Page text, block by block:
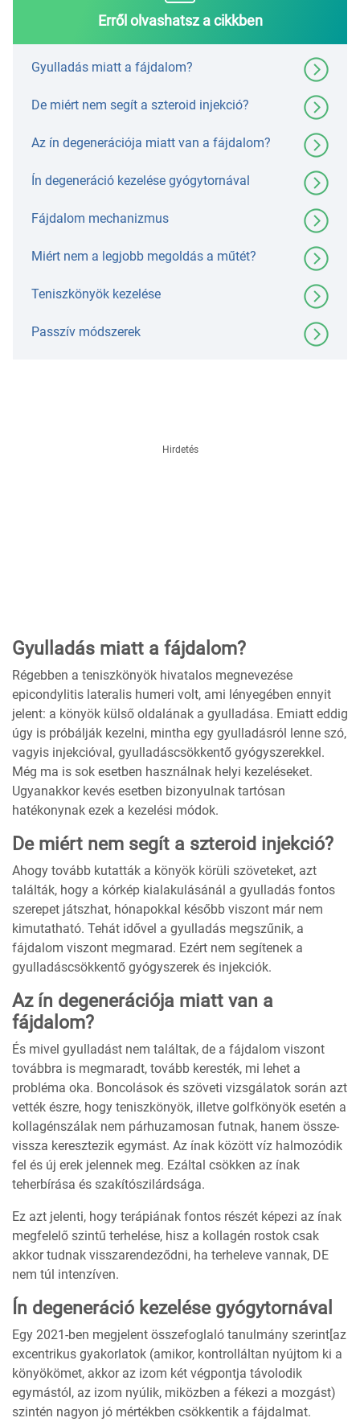
Erről olvashatsz a cikkben
Gyulladás miatt a fájdalom?
De miért nem segít a szteroid injekció?
Az ín degenerációja miatt van a fájdalom?
Ín degeneráció kezelése gyógytornával
Fájdalom mechanizmus
Miért nem a legjobb megoldás a műtét?
Teniszkönyök kezelése
Passzív módszerek
Hirdetés
Gyulladás miatt a fájdalom?
Régebben a teniszkönyök hivatalos megnevezése
epicondylitis lateralis humeri volt, ami lényegében ennyit
jelent: a könyök külső oldalának a gyulladása. Emiatt eddig
úgy is próbálják kezelni, mintha egy gyulladásról lenne szó,
vagyis injekcióval, gyulladáscsökkentő gyógyszerekkel.
Még ma is sok esetben használnak helyi kezeléseket.
Ugyanakkor kevés esetben bizonyulnak tartósan
hatékonynak ezek a kezelési módok.
De miért nem segít a szteroid injekció?
Ahogy tovább kutatták a könyök körüli szöveteket, azt
találták, hogy a kórkép kialakulásánál a gyulladás fontos
szerepet játszhat, hónapokkal később viszont már nem
kimutatható. Tehát idővel a gyulladás megszűnik, a
fájdalom viszont megmarad. Ezért nem segítenek a
gyulladáscsökkentő gyógyszerek és injekciók.
Az ín degenerációja miatt van a
fájdalom?
És mivel gyulladást nem találtak, de a fájdalom viszont
továbbra is megmaradt, tovább keresték, mi lehet a
probléma oka. Boncolások és szöveti vizsgálatok során azt
vették észre, hogy teniszkönyök, illetve golfkönyök esetén a
kollagénszálak nem párhuzamosan futnak, hanem össze-
vissza keresztezik egymást. Az ínak között víz halmozódik
fel és új erek jelennek meg. Ezáltal csökken az ínak
teherbírása és szakítószilárdsága.
Ez azt jelenti, hogy terápiának fontos részét képezi az ínak
megfelelő szintű terhelése, hisz a kollagén rostok csak
akkor tudnak visszarendeződni, ha terheleve vannak, DE
nem túl intenzíven.
Ín degeneráció kezelése gyógytornával
Egy 2021-ben megjelent összefoglaló tanulmány szerint[az
excentrikus gyakorlatok (amikor, kontrolláltan nyújtom ki a
könyökömet, akkor az izom két végpontja távolodik
egymástól, az izom nyúlik, miközben a fékezi a mozgást)
szintén nagyon jó mértékben csökkentik a fájdalmat.